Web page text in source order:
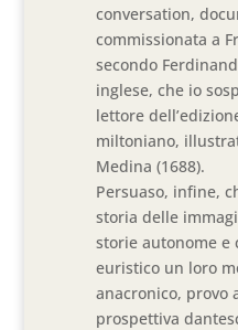
conversation,
commissionata a
secondo
inglese, che io
lettore
miltoniano,
Medina (1688).
Persuaso, infine,
storia delle
storie autonome e
euristico un loro
anacronico, provo
prospettiva